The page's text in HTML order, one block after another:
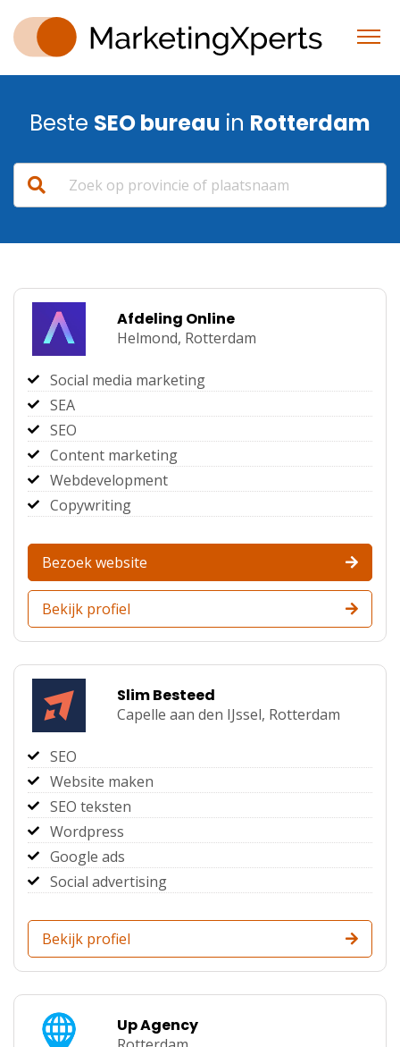
Beste SEO bureau in Rotterdam
Afdeling Online
Helmond, Rotterdam
Social media marketing
SEA
SEO
Content marketing
Webdevelopment
Copywriting
Bezoek website
Bekijk profiel
Slim Besteed
Capelle aan den IJssel, Rotterdam
SEO
Website maken
SEO teksten
Wordpress
Google ads
Social advertising
Bekijk profiel
Up Agency